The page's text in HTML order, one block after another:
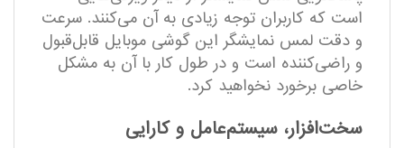
است که کاربران توجه زیادی به آن می‌کنند. سرعت
و دقت لمس نمایشگر این گوشی موبایل قابل‌قبول
و راضی‌کننده است و در طول کار با آن‌ به مشکل
خاصی برخورد نخواهید کرد.
سخت‌افزار، سیستم‌عامل و کارایی